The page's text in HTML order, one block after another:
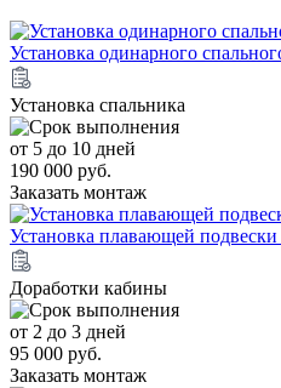
Установка одинарного
Установка спальника
от 5 до 10 дней
190 000 руб.
Заказать монтаж
Установка плавающей
Доработки кабины
от 2 до 3 дней
95 000 руб.
Заказать монтаж